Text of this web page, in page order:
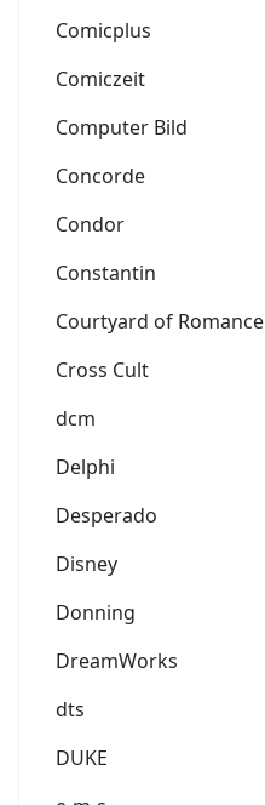
Comicplus
Comiczeit
Computer Bild
Concorde
Condor
Constantin
Courtyard of Romance
Cross Cult
dcm
Delphi
Desperado
Disney
Donning
DreamWorks
dts
DUKE